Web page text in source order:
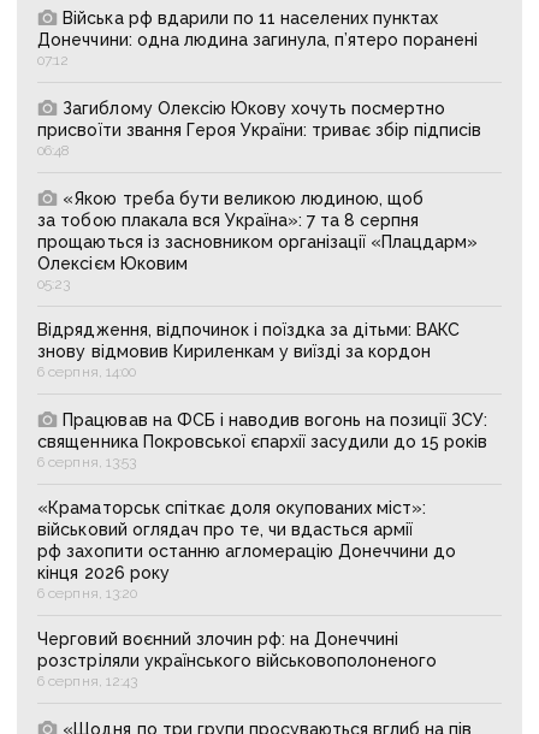
Війська рф вдарили по 11 населених пунктах
Донеччини: одна людина загинула, п’ятеро поранені
07:12
Загиблому Олексію Юкову хочуть посмертно
присвоїти звання Героя України: триває збір підписів
06:48
«Якою треба бути великою людиною, щоб
за тобою плакала вся Україна»: 7 та 8 серпня
прощаються із засновником організації «Плацдарм»
Олексієм Юковим
05:23
Відрядження, відпочинок і поїздка за дітьми: ВАКС
знову відмовив Кириленкам у виїзді за кордон
6 серпня, 14:00
Працював на ФСБ і наводив вогонь на позиції ЗСУ:
священника Покровської єпархії засудили до 15 років
6 серпня, 13:53
«Краматорськ спіткає доля окупованих міст»:
військовий оглядач про те, чи вдасться армії
рф захопити останню агломерацію Донеччини до
кінця 2026 року
6 серпня, 13:20
Черговий воєнний злочин рф: на Донеччині
розстріляли українського військовополоненого
6 серпня, 12:43
«Щодня по три групи просуваються вглиб на пів